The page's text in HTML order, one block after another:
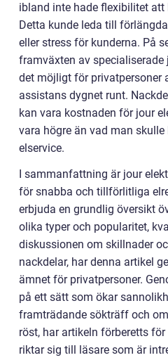
ibland inte hade flexibilitet
Detta kunde leda till
eller stress för kunderna. På
framväxten av
det möjligt för privatpersoner
assistans dygnet runt.
kan vara kostnaden för jour
vara högre än vad man
elservice.
I sammanfattning är jour
för snabba och tillförlitliga
erbjuda en grundlig översikt
olika typer och popularitet,
diskussionen om skillnader
nackdelar, har denna artikel
ämnet för privatpersoner.
på ett sätt som ökar
framträdande sökträff och
röst, har artikeln förberetts
riktar sig till läsare som är